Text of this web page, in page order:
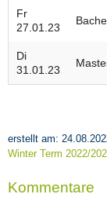
Fr
27.01.23
Di
31.01.23
erstellt am:
Winter Term 2022/
Kommentare